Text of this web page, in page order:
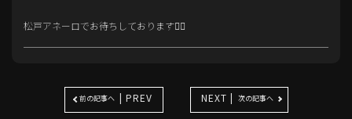
松戸アネーロでお待ちしております🙇‍♀️
前の記事へ | PREV NEXT | 次の記事へ